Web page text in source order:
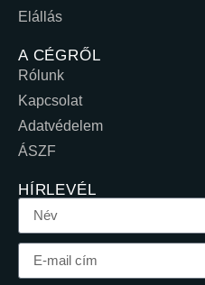
Elállás
A CÉGRŐL
Rólunk
Kapcsolat
Adatvédelem
ÁSZF
HÍRLEVÉL